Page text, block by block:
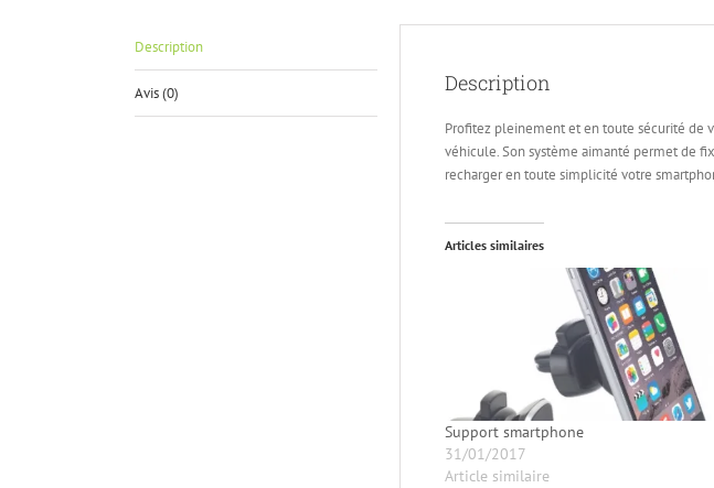
Description
Avis (0) Description
Profitez pleinement et en toute sécurité de
véhicule. Son système aimanté permet de
recharger en toute simplicité votre
Articles similaires
Support smartphone
31/01/2017
Article similaire